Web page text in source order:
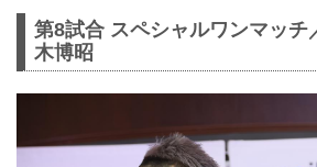
第8試合 スペシャルワンマッチ
木博昭